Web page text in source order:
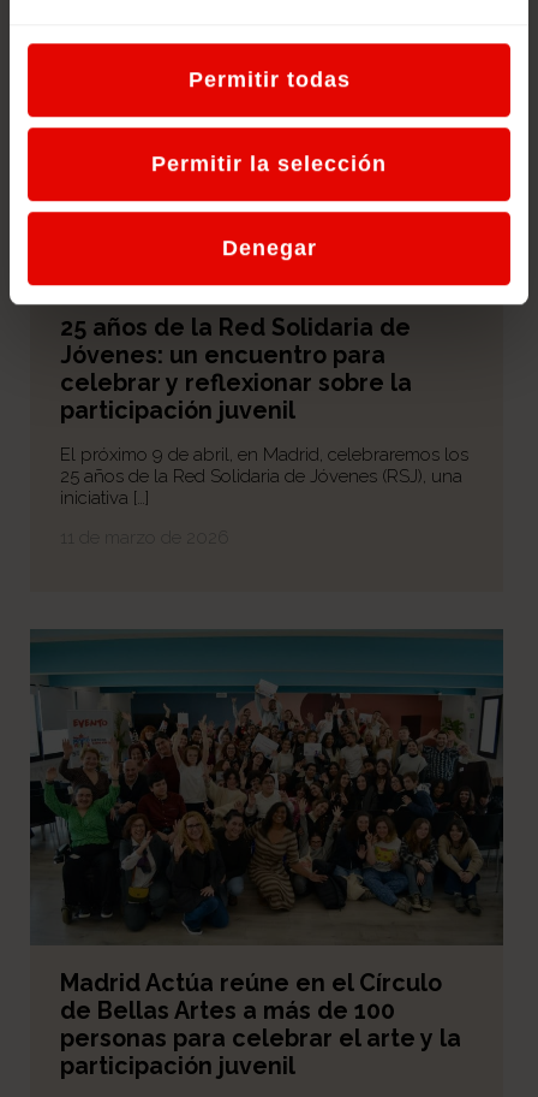
Permitir todas
Permitir la selección
Denegar
25 años de la Red Solidaria de
Jóvenes: un encuentro para
celebrar y reflexionar sobre la
participación juvenil
El próximo 9 de abril, en Madrid, celebraremos los
25 años de la Red Solidaria de Jóvenes (RSJ), una
iniciativa […]
11 de marzo de 2026
Madrid Actúa reúne en el Círculo
de Bellas Artes a más de 100
personas para celebrar el arte y la
participación juvenil